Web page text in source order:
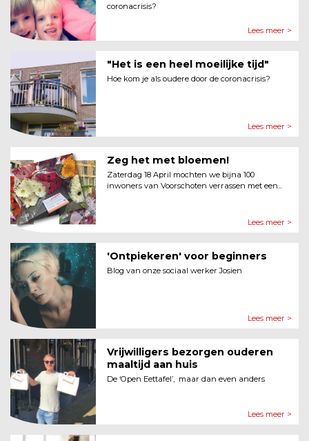
coronacrisis?
Lees meer >
"Het is een heel moeilijke tijd"
Hoe kom je als oudere door de coronacrisis?
Lees meer >
Zeg het met bloemen!
Zaterdag 18 April mochten we bijna 100
inwoners van Voorschoten verrassen met een...
Lees meer >
'Ontpiekeren' voor beginners
Blog van onze sociaal werker Josien
Lees meer >
Vrijwilligers bezorgen ouderen
maaltijd aan huis
De ‘Open Eettafel’, maar dan even anders
Lees meer >